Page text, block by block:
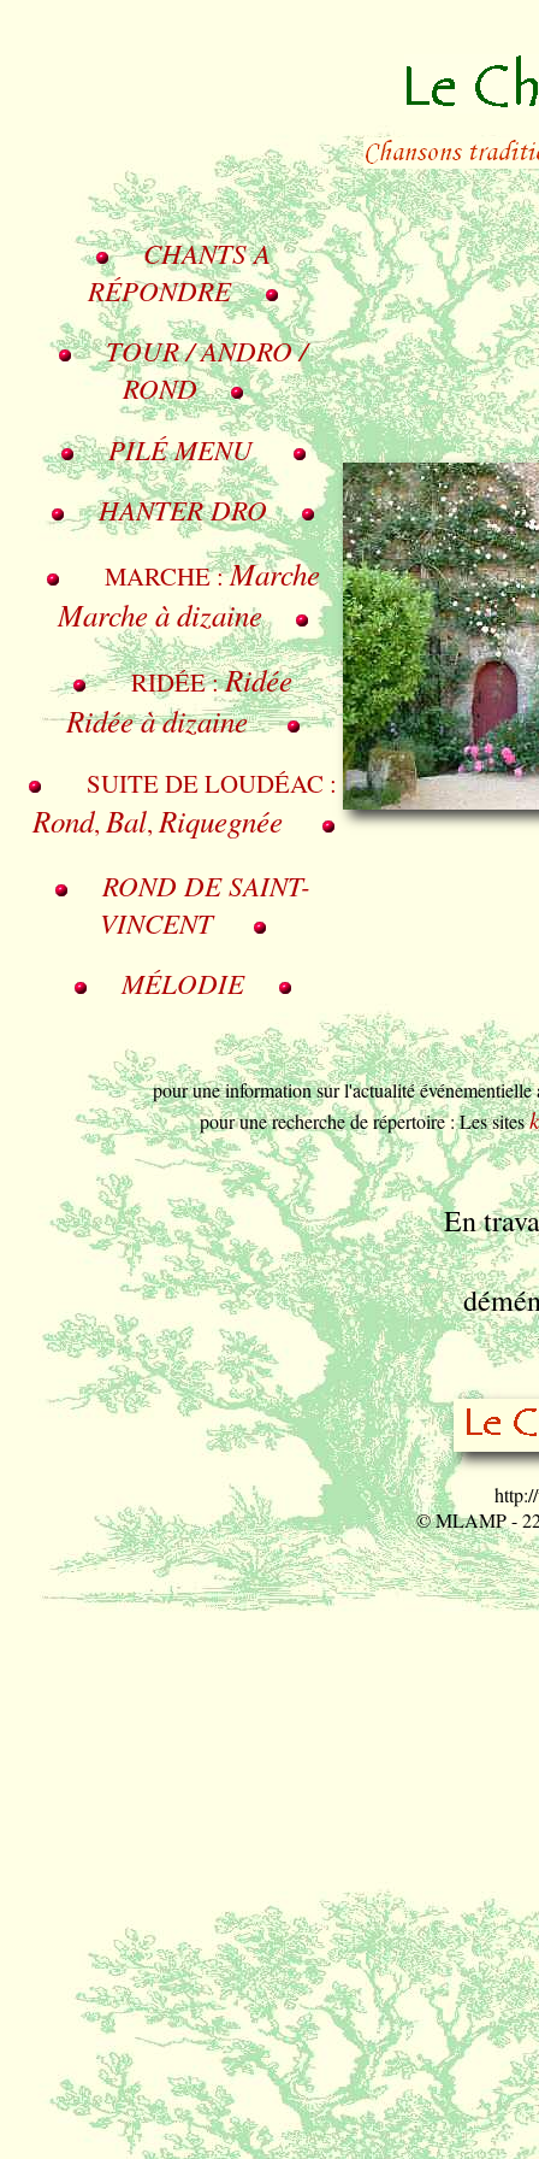
CHANTS A
RÉPONDRE
TOUR / ANDRO /
ROND
PILÉ MENU
HANTER DRO
MARCHE :Marche
Marche à dizaine
RIDÉE :Ridée
Ridée à dizaine
SUITE DE LOUDÉAC :
Rond, Bal,Riquegnée
ROND DE SAINT-
VINCENT
MÉLODIE
pour une information sur l'actualité
pour une recherche de répertoire : Les sites
En
© MLAMP -